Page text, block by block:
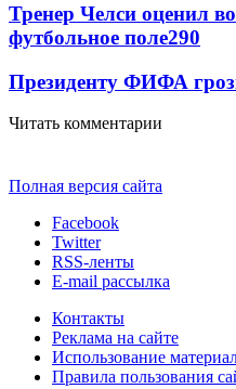
Тренер Челси оценил
футбольное поле290
Президенту ФИФА
Читать комментарии
Полная версия сайта
Facebook
Twitter
RSS-ленты
E-mail рассылка
Контакты
Реклама на сайте
Использование
Правила пользования